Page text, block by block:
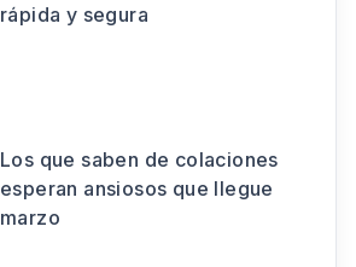
rápida y segura
Los que saben de colaciones
esperan ansiosos que llegue
marzo